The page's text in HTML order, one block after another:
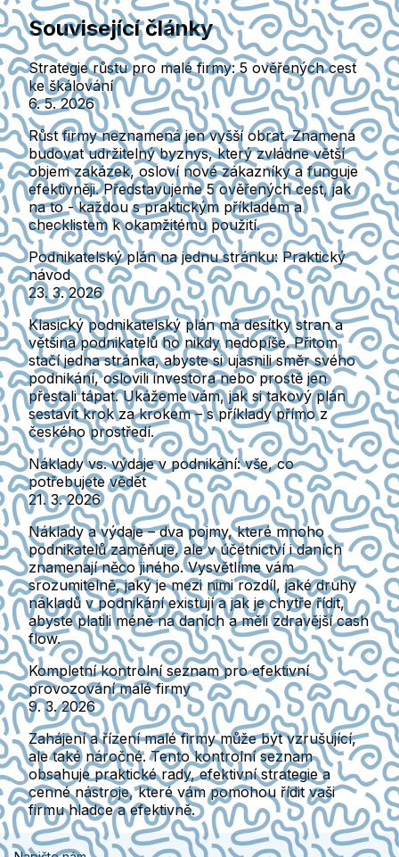
Související články
Strategie růstu pro malé firmy: 5 ověřených cest
ke škálování
6. 5. 2026
Růst firmy neznamená jen vyšší obrat. Znamená
budovat udržitelný byznys, který zvládne větší
objem zakázek, osloví nové zákazníky a funguje
efektivněji. Představujeme 5 ověřených cest, jak
na to - každou s praktickým příkladem a
checklistem k okamžitému použití.
Podnikatelský plán na jednu stránku: Praktický
návod
23. 3. 2026
Klasický podnikatelský plán má desítky stran a
většina podnikatelů ho nikdy nedopíše. Přitom
stačí jedna stránka, abyste si ujasnili směr svého
podnikání, oslovili investora nebo prostě jen
přestali tápat. Ukážeme vám, jak si takový plán
sestavit krok za krokem – s příklady přímo z
českého prostředí.
Náklady vs. výdaje v podnikání: vše, co
potřebujete vědět
21. 3. 2026
Náklady a výdaje – dva pojmy, které mnoho
podnikatelů zaměňuje, ale v účetnictví i daních
znamenají něco jiného. Vysvětlíme vám
srozumitelně, jaký je mezi nimi rozdíl, jaké druhy
nákladů v podnikání existují a jak je chytře řídit,
abyste platili méně na daních a měli zdravější cash
flow.
Kompletní kontrolní seznam pro efektivní
provozování malé firmy
9. 3. 2026
Zahájení a řízení malé firmy může být vzrušující,
ale také náročné. Tento kontrolní seznam
obsahuje praktické rady, efektivní strategie a
cenné nástroje, které vám pomohou řídit vaši
firmu hladce a efektivně.